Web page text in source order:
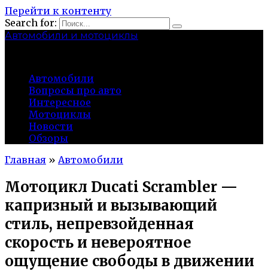
Перейти к контенту
Search for:
Автомобили и мотоциклы
Автомобили
Вопросы про авто
Интересное
Мотоциклы
Новости
Обзоры
Главная » Автомобили
Мотоцикл Ducati Scrambler —
капризный и вызывающий
стиль, непревзойденная
скорость и невероятное
ощущение свободы в движении